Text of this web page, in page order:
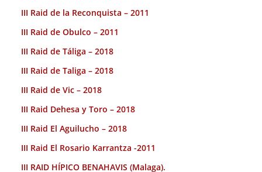
III Raid de la Reconquista – 2011
III Raid de Obulco – 2011
III Raid de Táliga – 2018
III Raid de Taliga – 2018
III Raid de Vic – 2018
III Raid Dehesa y Toro – 2018
III Raid El Aguilucho – 2018
III Raid El Rosario Karrantza -2011
III RAID HÍPICO BENAHAVIS (Malaga).